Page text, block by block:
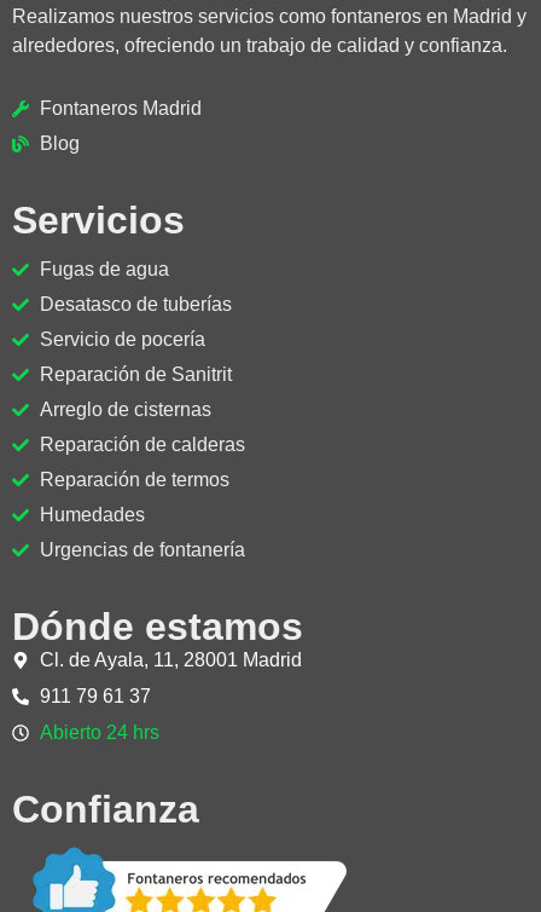
Realizamos nuestros servicios como fontaneros en Madrid y
alrededores, ofreciendo un trabajo de calidad y confianza.
Fontaneros Madrid
Blog
Servicios
Fugas de agua
Desatasco de tuberías
Servicio de pocería
Reparación de Sanitrit
Arreglo de cisternas
Reparación de calderas
Reparación de termos
Humedades
Urgencias de fontanería
Dónde estamos
Cl. de Ayala, 11, 28001 Madrid
911 79 61 37
Abierto 24 hrs
Confianza